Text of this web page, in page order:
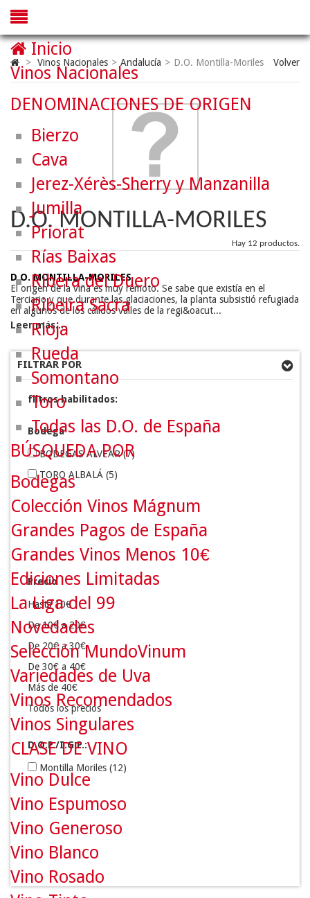
> Vinos Nacionales > Andalucía > D.O. Montilla-Moriles Volver
D.O. MONTILLA-MORILES
Hay 12 productos.
D.O. MONTILLA-MORILES
El origen de la viña es muy remoto. Se sabe que existía en el
Terciario y que durante las glaciaciones, la planta subsistió refugiada
en algunos de los cálidos valles de la regi&oacut...
Leer más...
FILTRAR POR
filtros habilitados:
Bodega
BODEGAS ALVEAR(7)
TORO ALBALÁ (5)
Precio
Hasta 10€
De 10€ a 20€
De 20€ a 30€
De 30€ a 40€
Más de 40€
Todos los precios
D.O.P./I.G.P.:
Montilla Moriles (12)
Inicio
Vinos Nacionales
DENOMINACIONES DE ORIGEN
Bierzo
Cava
Jerez-Xérès-Sherry y Manzanilla
Jumilla
Priorat
Rías Baixas
Ribera del Duero
Ribeira Sacra
Rioja
Rueda
Somontano
Toro
Todas las D.O. de España
BÚSQUEDA POR
Bodegas
Colección Vinos Mágnum
Grandes Pagos de España
Grandes Vinos Menos 10€
Ediciones Limitadas
La Liga del 99
Novedades
Selección MundoVinum
Variedades de Uva
Vinos Recomendados
Vinos Singulares
CLASE DE VINO
Vino Dulce
Vino Espumoso
Vino Generoso
Vino Blanco
Vino Rosado